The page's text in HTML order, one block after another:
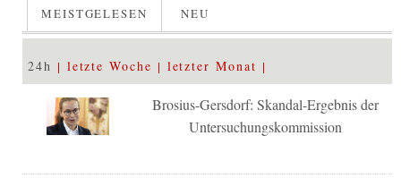
MEISTGELESEN NEU
24h letzte Woche letzter Monat
Brosius-Gersdorf: Skandal-Ergebnis der
Untersuchungskommission